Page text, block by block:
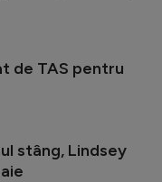
de TAS pentru
stâng, Lindsey